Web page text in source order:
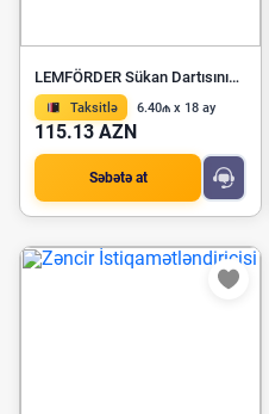
LEMFÖRDER Sükan Dartısının Sonluğu 21154 02
Taksitlə 6.40₼ x 18 ay
115.13 AZN
Səbətə at